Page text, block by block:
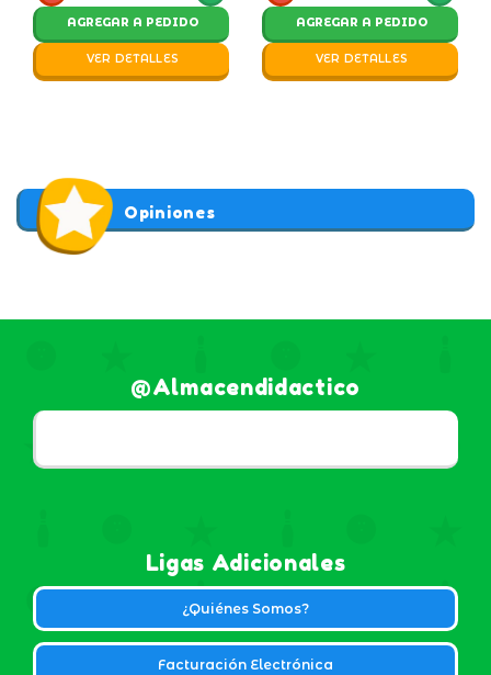
AGREGAR A PEDIDO
VER DETALLES
AGREGAR A PEDIDO
VER DETALLES
Opiniones
@almacendidactico
Ligas Adicionales
¿Quiénes Somos?
Facturación Electrónica